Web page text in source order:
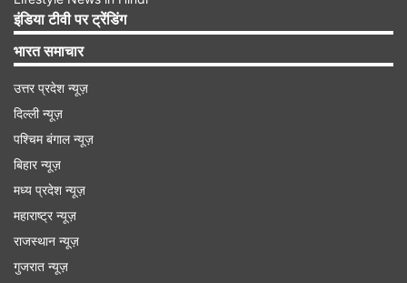
बदलाव नहीं होगा।
इंडिया टीवी पर ट्रेंडिंग
भारत समाचार
उत्तर प्रदेश न्यूज़
दिल्ली न्यूज़
पश्चिम बंगाल न्यूज़
बिहार न्यूज़
मध्य प्रदेश न्यूज़
महाराष्ट्र न्यूज़
राजस्थान न्यूज़
गुजरात न्यूज़